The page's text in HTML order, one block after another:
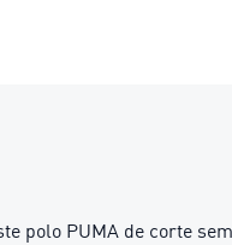
polo PUMA de corte